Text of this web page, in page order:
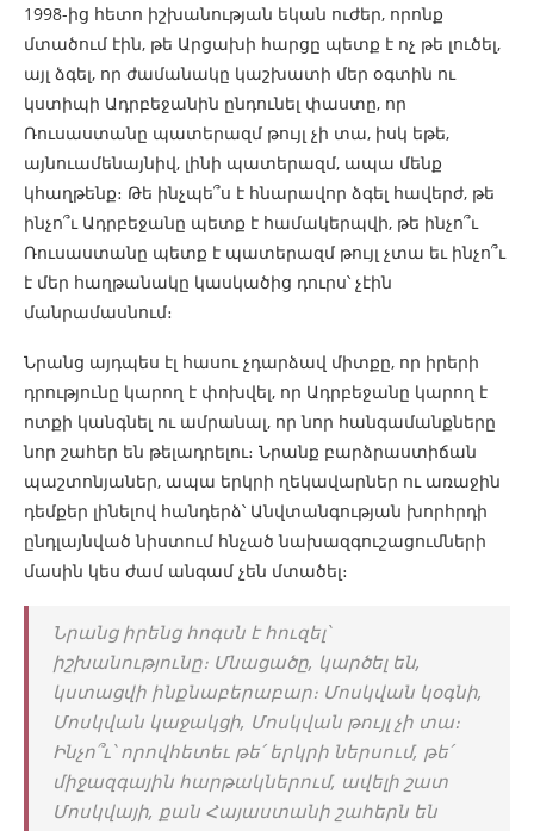
1998-ից հետո իշխանության եկան ուժեր, որոնք
մտածում էին, թե Արցախի հարցը պետք է ոչ թե լուծել,
այլ ձգել, որ ժամանակը կաշխատի մեր օգտին ու
կստիպի Ադրբեջանին ընդունել փաստը, որ
Ռուսաստանը պատերազմ թույլ չի տա, իսկ եթե,
այնուամենայնիվ, լինի պատերազմ, ապա մենք
կհաղթենք։ Թե ինչպե՞ս է հնարավոր ձգել հավերժ, թե
ինչո՞ւ Ադրբեջանը պետք է համակերպվի, թե ինչո՞ւ
Ռուսաստանը պետք է պատերազմ թույլ չտա եւ ինչո՞ւ
է մեր հաղթանակը կասկածից դուրս՝ չէին
մանրամասնում։
Նրանց այդպես էլ հասու չդարձավ միտքը, որ իրերի
դրությունը կարող է փոխվել, որ Ադրբեջանը կարող է
ոտքի կանգնել ու ամրանալ, որ նոր հանգամանքները
նոր շահեր են թելադրելու։ Նրանք բարձրաստիճան
պաշտոնյաներ, ապա երկրի ղեկավարներ ու առաջին
դեմքեր լինելով հանդերձ՝ Անվտանգության խորհրդի
ընդլայնված նիստում հնչած նախազգուշացումների
մասին կես ժամ անգամ չեն մտածել։
Նրանց իրենց հոգսն է հուզել՝
իշխանությունը։ Մնացածը, կարծել են,
կստացվի ինքնաբերաբար։ Մոսկվան կօգնի,
Մոսկվան կաջակցի, Մոսկվան թույլ չի տա։
Ինչո՞ւ՝ որովհետեւ թե՛ երկրի ներսում, թե՛
միջազգային հարթակներում, ավելի շատ
Մոսկվայի, քան Հայաստանի շահերն են